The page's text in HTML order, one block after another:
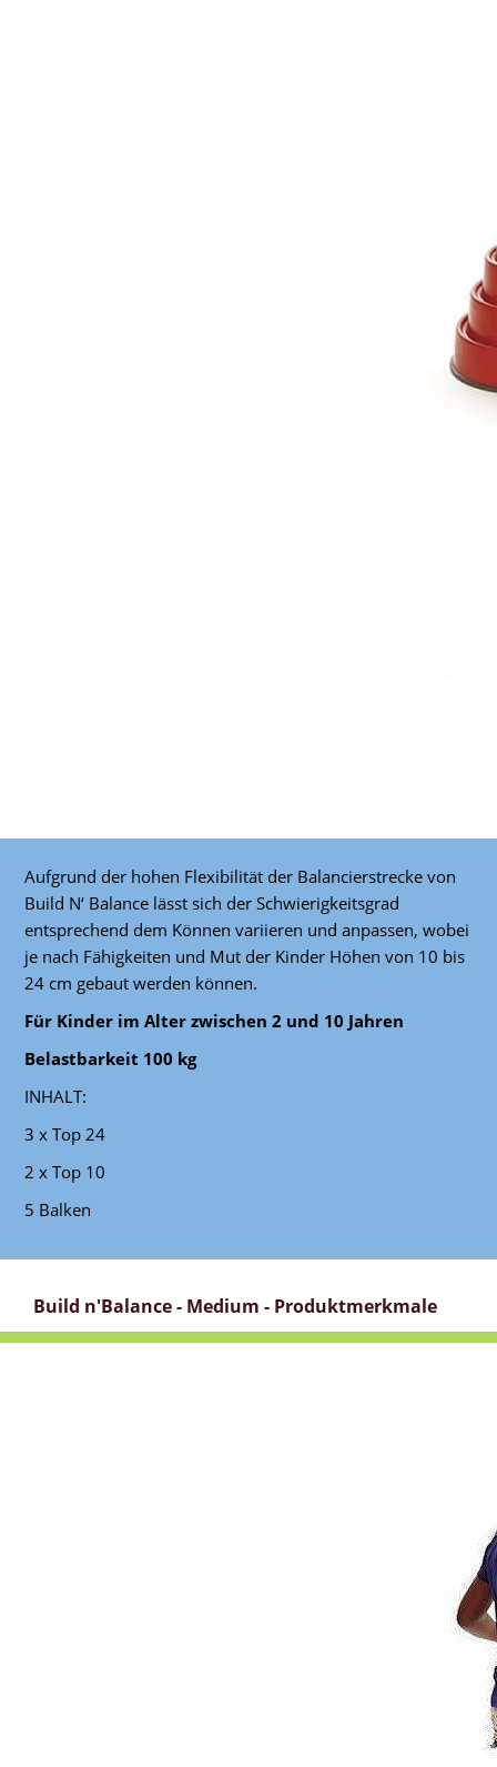
Aufgrund der hohen Flexibilität der Balancierstrecke von
Build N‘ Balance lässt sich der Schwierigkeitsgrad
entsprechend dem Können variieren und anpassen, wobei
je nach Fähigkeiten und Mut der Kinder Höhen von 10 bis
24 cm gebaut werden können.
Für Kinder im Alter zwischen 2 und 10 Jahren
Belastbarkeit 100 kg
INHALT:
3 x Top 24
2 x Top 10
5 Balken
Build n'Balance - Medium - Produktmerkmale